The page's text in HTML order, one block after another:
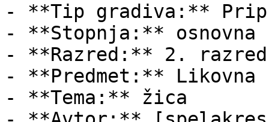
- **Tip gradiva:**
- **Stopnja:** osnovna
- **Razred:** 2. razred
- **Predmet:** Likovna
- **Tema:** žica